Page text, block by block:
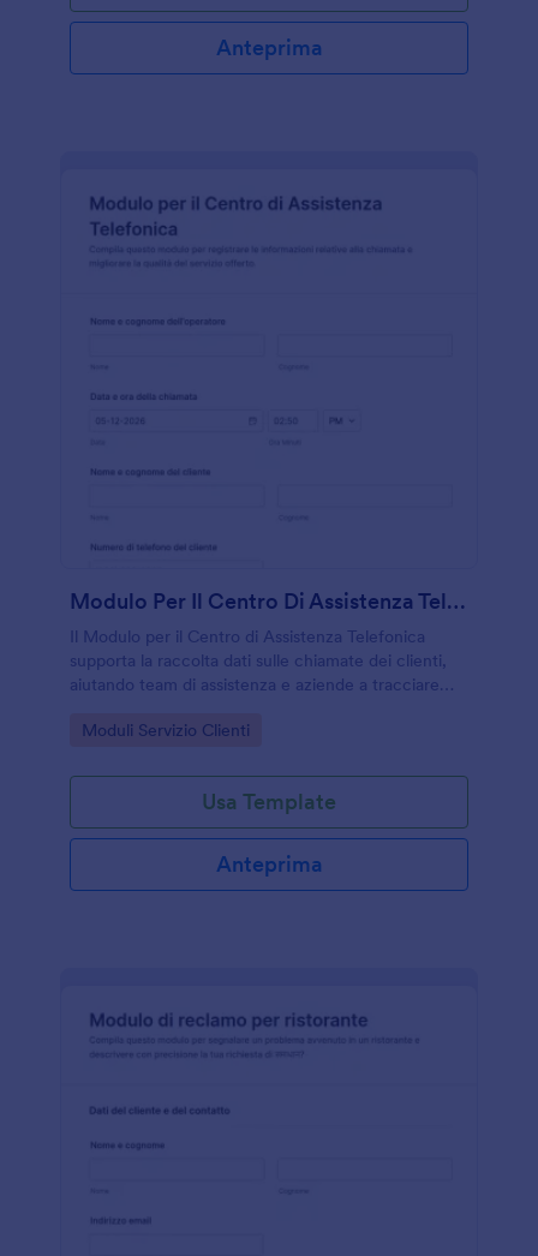
Anteprima
Modulo Per Il Centro Di Assistenza Telefonica
Il Modulo per il Centro di Assistenza Telefonica
supporta la raccolta dati sulle chiamate dei clienti,
aiutando team di assistenza e aziende a tracciare
modulo in modo più ordinato.
Go to Category:
Moduli Servizio Clienti
Usa Template
Anteprima